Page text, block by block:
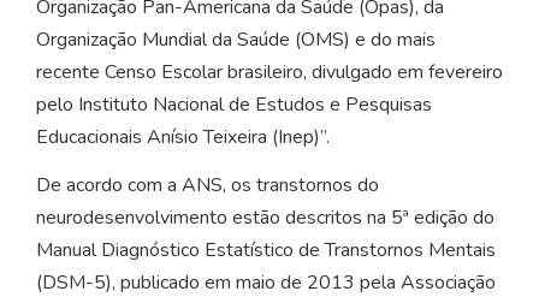
Organização Pan-Americana da Saúde (Opas), da
Organização Mundial da Saúde (OMS) e do mais
recente Censo Escolar brasileiro, divulgado em fevereiro
pelo Instituto Nacional de Estudos e Pesquisas
Educacionais Anísio Teixeira (Inep)”.
De acordo com a ANS, os transtornos do
neurodesenvolvimento estão descritos na 5ª edição do
Manual Diagnóstico Estatístico de Transtornos Mentais
(DSM-5), publicado em maio de 2013 pela Associação